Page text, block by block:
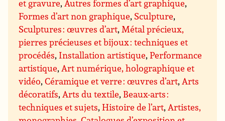
et gravure,Autres formes d’art graphique,
Formes d’art non graphique, Sculpture,
Sculptures : œuvres d’art,Métal précieux,
pierres précieuses et bijoux : techniques et
procédés, Installation artistique,Performance
artistique,Art numérique, holographique et
vidéo,Céramique et verre : œuvres d’art,Arts
décoratifs,Arts du textile, Beaux-arts :
techniques et sujets,Histoire de l’art,Artistes,